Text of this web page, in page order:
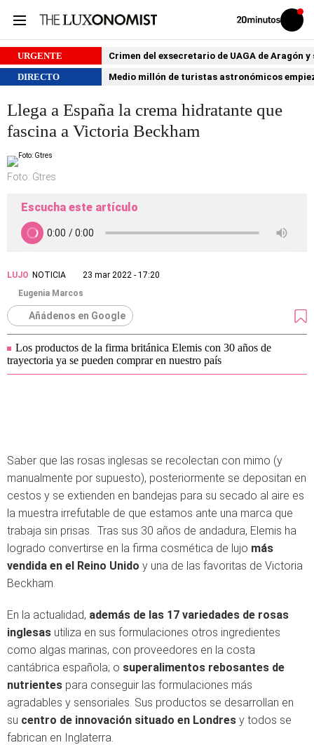
Volver
Iniciar
sesión
URGENTE
Crimen del exsecretario de UAGA de Aragón
DIRECTO
Medio millón de turistas astronómicos
Llega a España la crema hidratante que
fascina a Victoria Beckham
Foto: Gtres
Escucha este artículo
LUJO NOTICIA
23 mar 2022 - 17:20
Eugenia Marcos
Añádenos en Google
Los productos de la firma británica Elemis con 30 años de
trayectoria ya se pueden comprar en nuestro país
Saber que las rosas inglesas se recolectan con mimo (y
manualmente por supuesto), posteriormente se depositan en
cestos y se extienden en bandejas para su secado al aire es
la muestra irrefutable de que estamos ante una marca que
trabaja sin prisas. Tras sus 30 años de andadura, Elemis ha
logrado convertirse en la firma cosmética de lujo más
vendida en el Reino Unido y una de las favoritas de Victoria
Beckham.
En la actualidad, además de las 17 variedades de rosas
inglesas utiliza en sus formulaciones otros ingredientes
como algas marinas, con proveedores en la costa
cantábrica española; o superalimentos rebosantes de
nutrientes para conseguir las formulaciones más
agradables y sensoriales. Sus productos se desarrollan en
su centro de innovación situado en Londres y todos se
fabrican en Inglaterra.